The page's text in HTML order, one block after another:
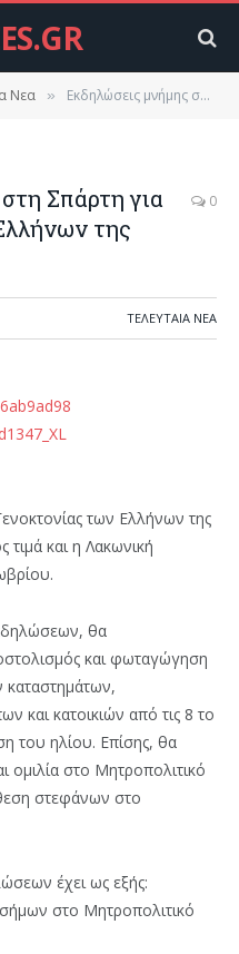
Νεα » Εκδηλώσεις μνήμης στη Σπάρτη για τη γενοκτονία των Ελλήνων της Μικρασίας
Σπάρτη για
της
0
ΤΕΛΕΥΤΑΙΑ ΝΕΑ
των Ελλήνων της
και η Λακωνική
θα
και φωταγώγηση
καταστημάτων,
και κατοικιών από τις 8 το
του ηλίου. Επίσης, θα
ομιλία στο Μητροπολιτικό
στεφάνων στο
έχει ως εξής:
στο Μητροπολιτικό